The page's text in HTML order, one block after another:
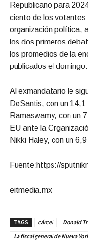
Republicano para
ciento de los votantes
organización política,
los dos primeros
los promedios de la
publicados el domingo.
Al exmandatario le
DeSantis, con un
Ramaswamy, con un
EU ante la
Nikki Haley, con un
Fuente:https://
eitmedia.mx
TAGS cárcel Donald
La fiscal general de Nueva